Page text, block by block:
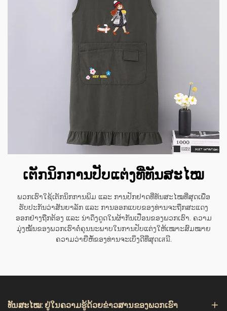
ເຕັກນິກການປັບແຕ່ງທີ່ທັນສະໄໝ
ພວກເຮົາໃຊ້ເຕັກນິກການພິມ ແລະ ການປັກຢາດທີ່ທັນສະໄໝທີ່ສຸດເພື່ອ
ຮັບປະກັນວ່າສັນຍາລັກ ແລະ ການອອກແບບຂອງທ່ານຈະຖືກສະແດງ
ອອກຢ່າງຖືກຕ້ອງ ແລະ ນ່າດຶງດູດໃນຜ້າກັນເປື່ອນຂອງພວກເຮົາ. ຄວາມ
ມຸ່ງໝັ້ນຂອງພວກເຮົາຕໍ່ຄຸນນະພາບໃນການປັບແຕ່ງໃຫ້ເໝາະສົມໝາຍ
ຄວາມວ່າຍີ່ຫໍ້ຂອງທ່ານຈະເບິ່ງດີທີ່ສຸດເสมີ.
ທັນສະໄໝ: ຢູ່ໃນຄວາມຮູ້ດ້ວຍຂ່າວສານຂອງພວກເຮົາ